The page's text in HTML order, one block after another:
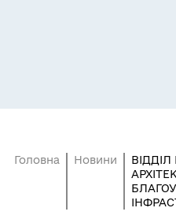
Головна Новини